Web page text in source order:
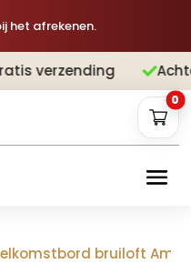
het afrekenen.
Achteraf betalen
0
bruiloft